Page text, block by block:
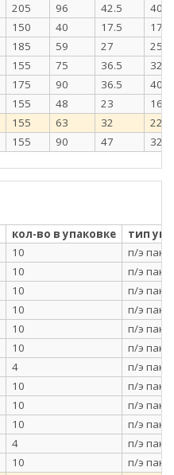
205 96 42.5 40
150 40 17.5 17.5
185 59 27 25.5
155 75 36.5 32
175 90 36.5 40
155 48 23 16
155 63 32 22
155 90 47 32.5
кол-во в упаковке тип
10 п/э
10 п/э
10 п/э
10 п/э
10 п/э
10 п/э
4 п/э
10 п/э
10 п/э
10 п/э
4 п/э
10
п/э